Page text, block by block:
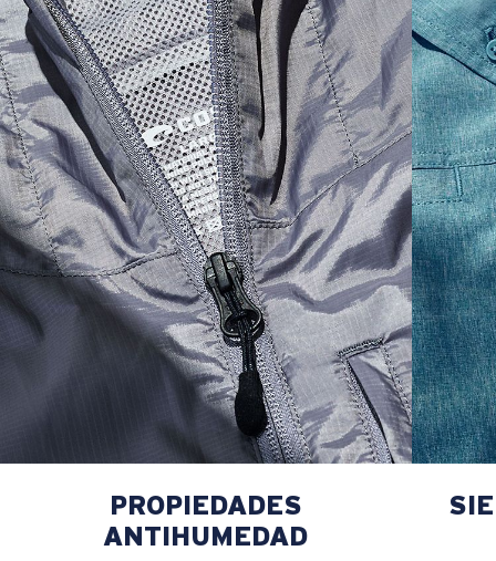
M 21" 28" 8 ¼”
L 23” 29” 8 ¾”
XL 25” 30” 9 ¼”
XXL 27” 31” 9 ¾”
PROPIEDADES
ANTIHUMEDAD